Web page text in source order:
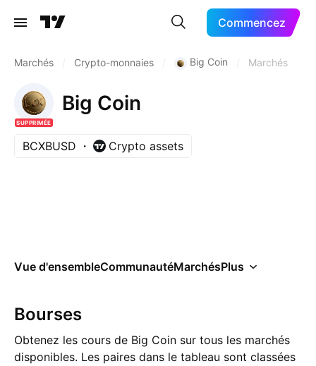
Commencez
Marchés Crypto-monnaies Big Coin Marchés
SUPPRIMÉE
Big Coin
BCXBUSD Crypto assets
Vue d'ensembleCommunautéMarchésPlus
Bourses
Obtenez les cours de Big Coin sur tous les marchés
disponibles. Les paires dans le tableau sont classées